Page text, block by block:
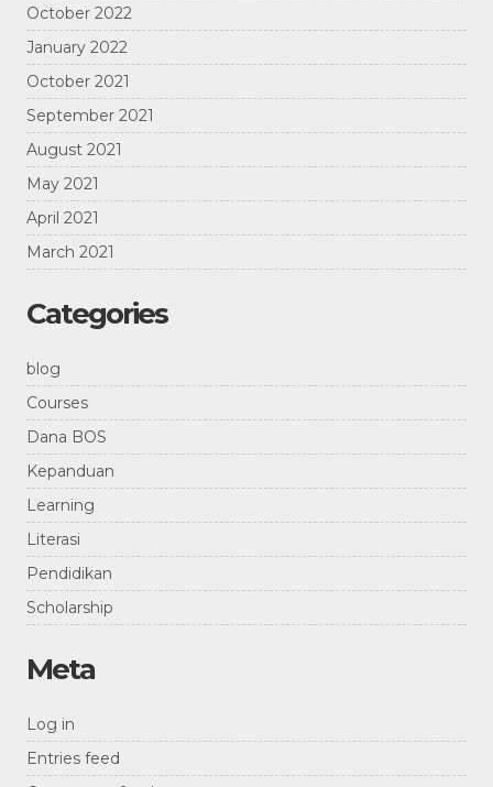
October 2022
January 2022
October 2021
September 2021
August 2021
May 2021
April 2021
March 2021
Categories
blog
Courses
Dana BOS
Kepanduan
Learning
Literasi
Pendidikan
Scholarship
Meta
Log in
Entries feed